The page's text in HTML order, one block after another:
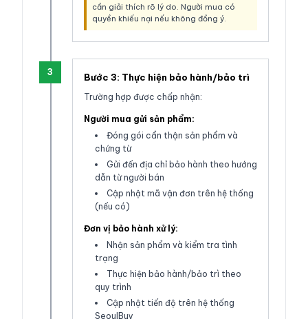
cần giải thích rõ lý do. Người mua có
quyền khiếu nại nếu không đồng ý.
3 Bước 3: Thực hiện bảo hành/bảo trì
Trường hợp được chấp nhận:
Người mua gửi sản phẩm:
Đóng gói cẩn thận sản phẩm và
chứng từ
Gửi đến địa chỉ bảo hành theo hướng
dẫn từ người bán
Cập nhật mã vận đơn trên hệ thống
(nếu có)
Đơn vị bảo hành xử lý:
Nhận sản phẩm và kiểm tra tình
trạng
Thực hiện bảo hành/bảo trì theo
quy trình
Cập nhật tiến độ trên hệ thống
SeoulBuy